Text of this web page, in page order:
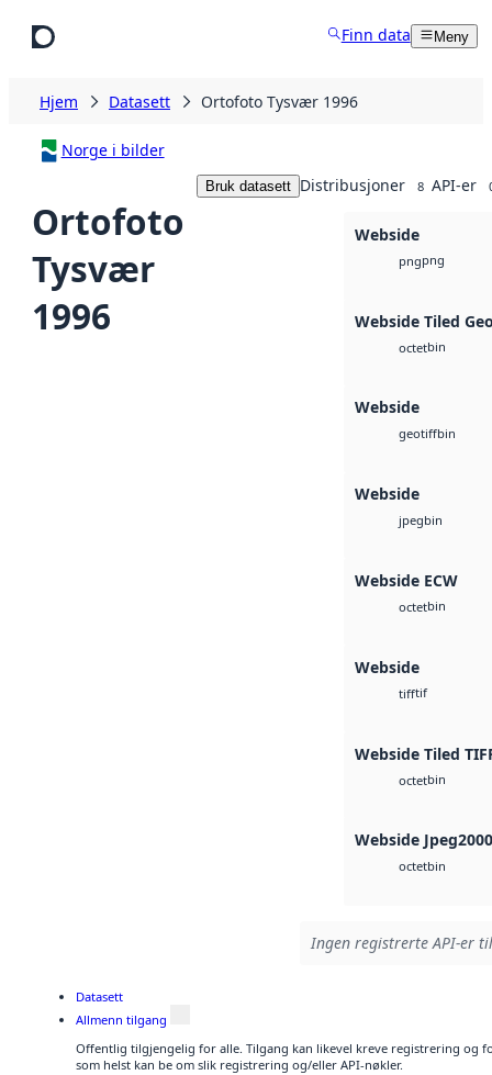
Finn data Meny
Hjem Datasett Ortofoto Tysvær 1996
Norge i bilder
Ortofoto
Tysvær
1996
Bruk datasett Distribusjoner 8 API-er
Webside
pngpng
Webside Tiled
octetbin
Webside
geotiffbin
Webside
jpegbin
Webside ECW
octetbin
Webside
tifftif
Webside Tiled
octetbin
Webside Jpeg2000
octetbin
Ingen registrerte API-er
Datasett
Allmenn tilgang
Offentlig tilgjengelig for alle. Tilgang kan likevel kreve registrering og
som helst kan be om slik registrering og/eller API-nøkler.